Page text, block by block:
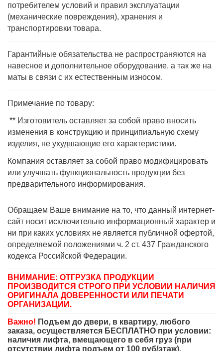
потребителем условий и правил эксплуатации
(механические повреждения), хранения и
транспортировки товара.
Гарантийные обязательства не распространяются на
навесное и дополнительное оборудование, а так же на
маты в связи с их естественным износом.
Примечание по товару:
** Изготовитель оставляет за собой право вносить
изменения в конструкцию и принципиальную схему
изделия, не ухудшающие его характеристики.
Компания оставляет за собой право модифицировать
или улучшать функциональность продукции без
предварительного информирования.
Обращаем Ваше внимание на то, что данный интернет-
сайт носит исключительно информационный характер и
ни при каких условиях не является публичной офертой,
определяемой положениями ч. 2 ст. 437 Гражданского
кодекса Российской Федерации.
ВНИМАНИЕ: ОТГРУЗКА ПРОДУКЦИИ
ПРОИЗВОДИТСЯ СТРОГО ПРИ УСЛОВИИ НАЛИЧИЯ
ОРИГИНАЛА ДОВЕРЕННОСТИ ИЛИ ПЕЧАТИ
ОРГАНИЗАЦИИ.
Важно! Подъем до двери, в квартиру, любого
заказа, осуществляется БЕСПЛАТНО при условии:
наличия лифта, вмещающего в себя груз (при
отсутствии лифта подъем от 100 руб/этаж).